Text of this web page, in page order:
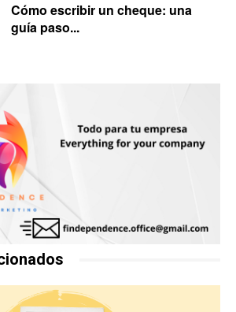
Cómo escribir un cheque: una
guía paso...